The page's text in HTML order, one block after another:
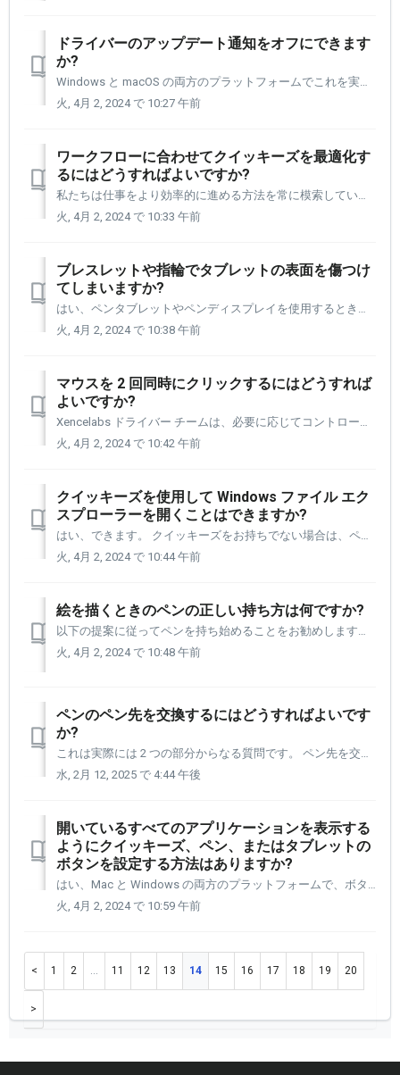
ドライバーのアップデート通知をオフにできます
か?
Windows と macOS の両方のプラットフォームでこれを実行できるようになりました。 Windows ドライバー 1.3.0-33 または macOS ドライバー 1.3.-43 以前を使用する必要があります。 以下の手順では、設定パネルを開いたときにエンド ユーザーにドライバーの更新が...
火, 4月 2, 2024 で 10:27 午前
ワークフローに合わせてクイッキーズを最適化す
るにはどうすればよいですか?
私たちは仕事をより効率的に進める方法を常に模索しています。 クイッキーズを最適化することは、ワークフローを強化するのに役立つ優れた方法です。 それを助けるために、以下にいくつかの手順を追加しました。 これらの提案は、Windows と macOS の両方のプラットフォームで機能します。 右の画...
火, 4月 2, 2024 で 10:33 午前
ブレスレットや指輪でタブレットの表面を傷つけ
てしまいますか?
はい、ペンタブレットやペンディスプレイを使用するときにジュエリーを着用する場合は、細心の注意を払う必要があります。 ペン タブレットまたはペン ディスプレイの表面をこすれる金属は、時間の経過とともに表面に傷を付ける可能性があります。 ベストプラクティスは、タブレットと接触する可能性のあるジュエリーをすべ...
火, 4月 2, 2024 で 10:38 午前
マウスを 2 回同時にクリックするにはどうすれば
よいですか?
Xencelabs ドライバー チームは、必要に応じてコントロール キーの使用を追加するとともに、同時に使用する 2 つ以上のマウス クリックを選択できる機能を作成しました。 右+中クリックを使用してアクションを実行する 3D アプリケーションがあります。 また、[モディファー] ダイアログ ボックスを...
火, 4月 2, 2024 で 10:42 午前
クイッキーズを使用して Windows ファイル エク
スプローラーを開くことはできますか?
はい、できます。 クイッキーズをお持ちでない場合は、ペンボタンまたはペンタブレットの上部中央にあるボタンのいずれかに機能を割り当てることができます。 これにより、キーボードから手を離したり、クイッキーズに手を置いたりすることができます。 [1] Xencelabs 設定パネルを開き、左側のナビ...
火, 4月 2, 2024 で 10:44 午前
絵を描くときのペンの正しい持ち方は何ですか?
以下の提案に従ってペンを持ち始めることをお勧めします。 それに慣れたら、自分の好きな方法で快適に描けるさまざまなペンの持ち方を試してみましょう。 私はペンタブレットをマウスの代わりに使っています。 私はペンを持ちます (以下に示すように) は、日常のタスクでアプリケーション内を移動するときにペン...
火, 4月 2, 2024 で 10:48 午前
ペンのペン先を交換するにはどうすればよいです
か?
これは実際には 2 つの部分からなる質問です。 ペン先を交換する必要があるのはいつですか? ペン先を交換するにはどうすればよいですか? 最初の質問に取り組みましょう。 ペン先はいつ交換する必要がありますか? お客様には、曜日を決めて、毎週その日に、自分が使っているペンを持って、ペン...
水, 2月 12, 2025 で 4:44 午後
開いているすべてのアプリケーションを表示する
ようにクイッキーズ、ペン、またはタブレットの
ボタンを設定する方法はありますか?
はい、Mac と Windows の両方のプラットフォームで、ボタンをクイッキーズ、ペン、またはタブレットに割り当てることができます。ボタンを押すと、開いているすべてのアプリケーションが表示され、選択したアプリケーションにジャンプできるようになります。 キーボードの組み合わせは次のとおりです。 Wi...
火, 4月 2, 2024 で 10:59 午前
1 2 … 11 12 13 14 15 16 17 18 19 20